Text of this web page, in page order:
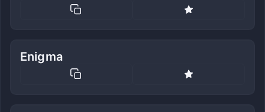
Enigma